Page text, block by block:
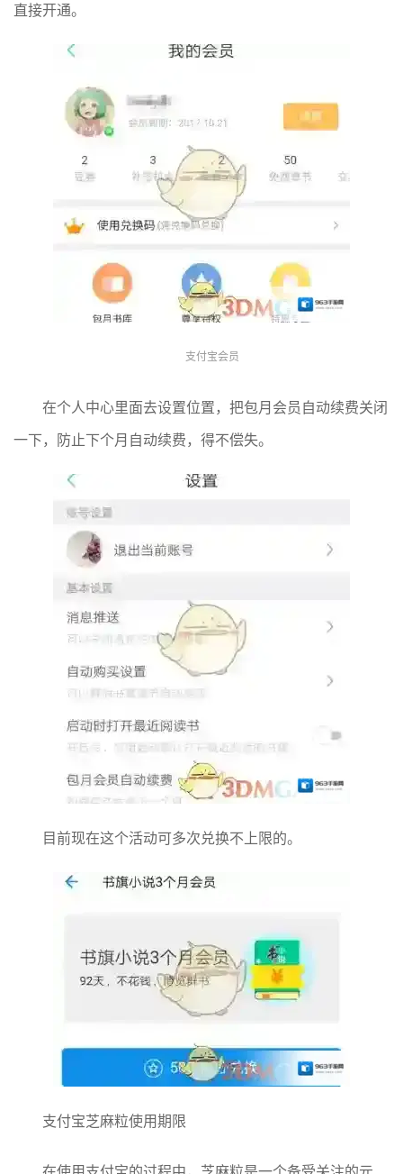
直接开通。
支付宝会员
在个人中心里面去设置位置，把包月会员自动续费关闭
一下，防止下个月自动续费，得不偿失。
目前现在这个活动可多次兑换不上限的。
支付宝芝麻粒使用期限